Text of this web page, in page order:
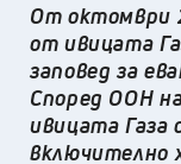
От октомври
от ивицата
заповед за
Според ООН
ивицата Газа
включително